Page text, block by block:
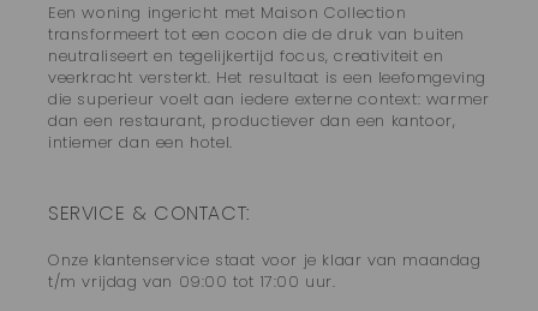
Een woning ingericht met Maison Collection
transformeert tot een cocon die de druk van buiten
neutraliseert en tegelijkertijd focus, creativiteit en
veerkracht versterkt. Het resultaat is een leefomgeving
die superieur voelt aan iedere externe context: warmer
dan een restaurant, productiever dan een kantoor,
intiemer dan een hotel.
SERVICE & CONTACT:
Onze klantenservice staat voor je klaar van maandag
t/m vrijdag van 09:00 tot 17:00 uur.